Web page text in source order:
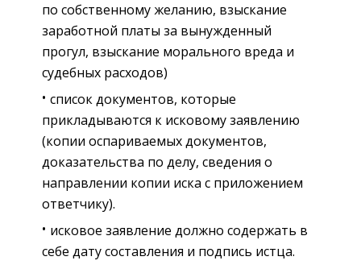
по собственному желанию, взыскание
заработной платы за вынужденный
прогул, взыскание морального вреда и
судебных расходов)
список документов, которые
прикладываются к исковому заявлению
(копии оспариваемых документов,
доказательства по делу, сведения о
направлении копии иска с приложением
ответчику).
исковое заявление должно содержать в
себе дату составления и подпись истца.